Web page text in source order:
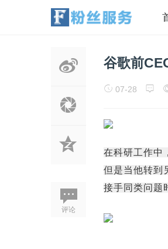
评论
谷歌前
07-28
在科研工作中
但是当他转到
接手同类问题